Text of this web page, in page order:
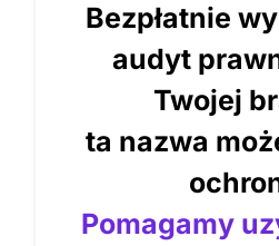
Bezpłatnie
audyt
Twojej
ta nazwa
Pomagamy